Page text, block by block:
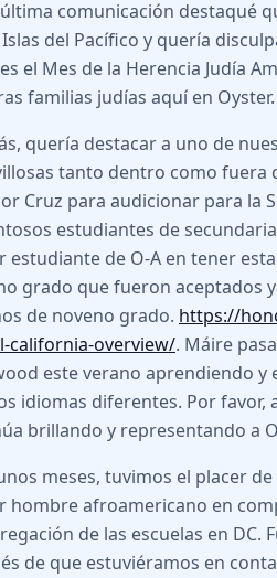
comunicación destaqué
Islas del Pacífico y quería
el Mes de la Herencia Judía
familias judías aquí en Oyster.
quería destacar a uno de
tanto dentro como fuera
Cruz para audicionar para la
estudiantes de
estudiante de O-A en tener
grado que fueron aceptados
de noveno grado. https://
california-overview/. Máire
este verano aprendiendo y
idiomas diferentes. Por favor,
brillando y representando a
meses, tuvimos el placer
hombre afroamericano en
de las escuelas en
de que estuviéramos en